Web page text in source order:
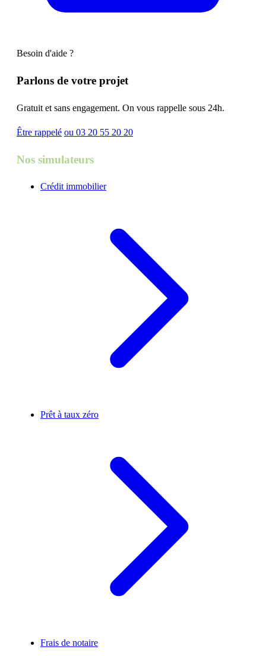
Besoin d'aide ?
Parlons de votre projet
Gratuit et sans engagement. On vous rappelle sous 24h.
Être rappelé ou 03 20 55 20 20
Nos simulateurs
Crédit immobilier
Prêt à taux zéro
Frais de notaire